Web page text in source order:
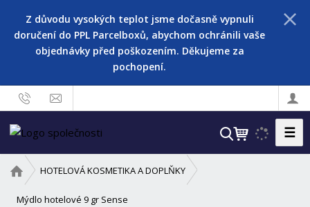
Z důvodu vysokých teplot jsme dočasně vypnuli
doručení do PPL Parcelboxů, abychom ochránili vaše
objednávky před poškozením. Děkujeme za
pochopení.
V
☰
v
o
HOTELOVÁ KOSMETIKA A DOPLŇKY
Mýdlo hotelové 9 gr Sense